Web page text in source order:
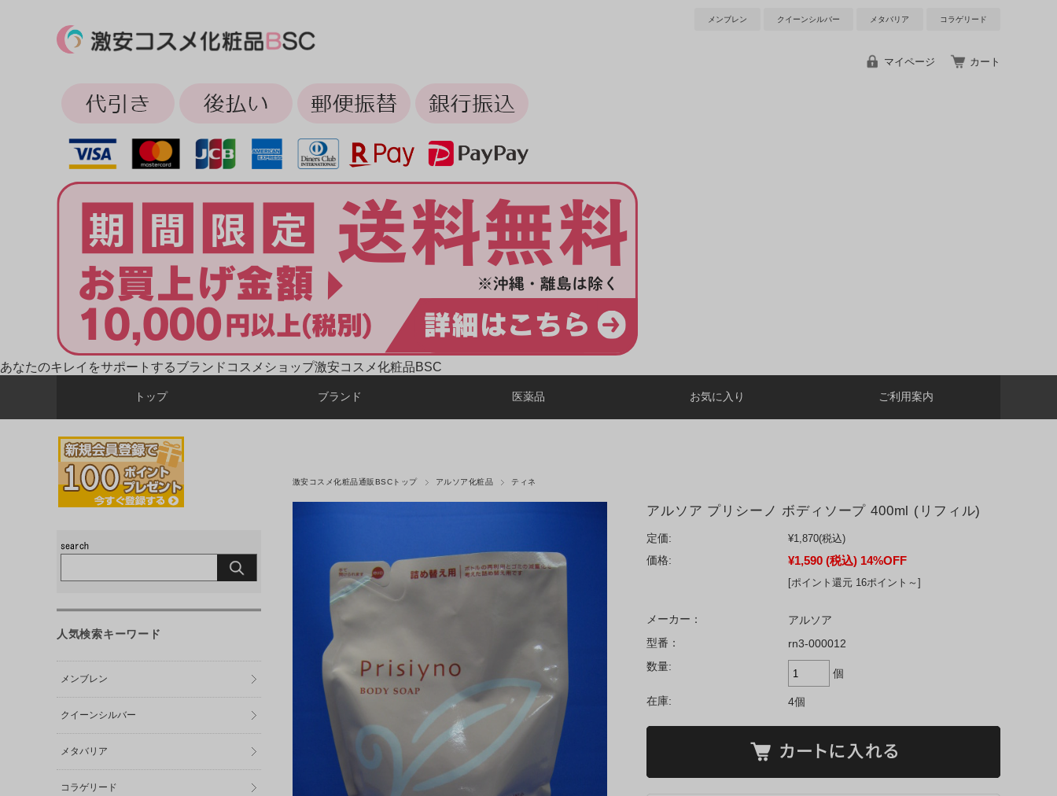
メンブレン クイーンシルバー メタバリア コラゲリード
マイページ カート
あなたのキレイをサポートするブランドコスメショップ激安コスメ化粧品BSC
トップ ブランド 医薬品 お気に入り ご利用案内
激安コスメ化粧品通販BSCトップ アルソア化粧品 ティネ
アルソア プリシーノ ボディソープ 400ml (リフィル)
定価: ¥1,870(税込)
価格:
¥1,590 (税込) 14%OFF
[ポイント還元 16ポイント～]
メーカー：
アルソア
型番：
rn3-000012
数量:
個
在庫: 4個
人気検索キーワード
メンブレン
クイーンシルバー
メタバリア
コラゲリード